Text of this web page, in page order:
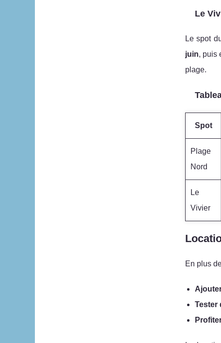
Le
Le spot
juin, puis
plage.
Spot
Plage
Nord
Le
Vivier
En plus
Tester